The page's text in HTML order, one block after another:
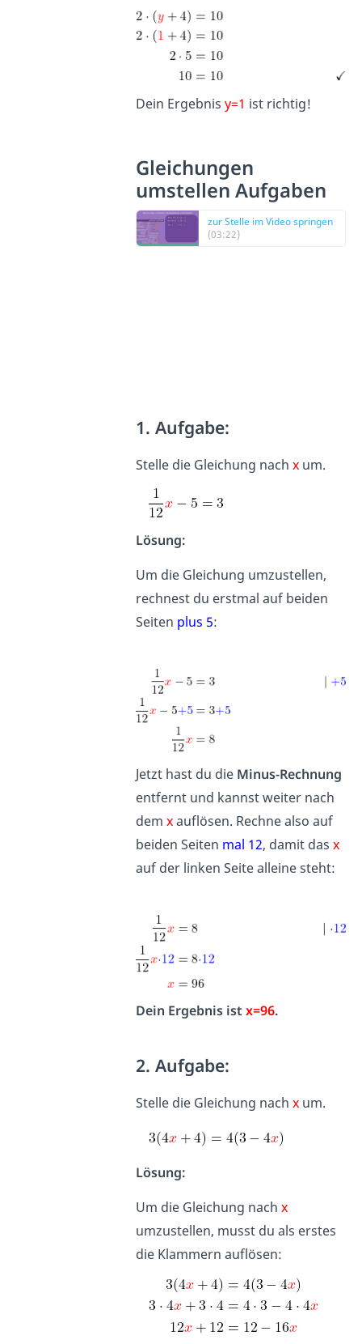
Dein Ergebnis y=1 ist richtig!
Gleichungen
umstellen Aufgaben
zur Stelle im Video springen
(03:22)
1. Aufgabe:
Stelle die Gleichung nach xum.
Lösung:
Um die Gleichung umzustellen,
rechnest du erstmal auf beiden
Seiten plus 5:
Jetzt hast du die Minus-Rechnung
entfernt und kannst weiter nach
dem xauflösen. Rechne also auf
beiden Seiten mal 12, damit das x
auf der linken Seite alleine steht:
Dein Ergebnis ist x=96.
2. Aufgabe:
Stelle die Gleichung nach xum.
Lösung:
Um die Gleichung nach x
umzustellen, musst du als erstes
die Klammern auflösen: